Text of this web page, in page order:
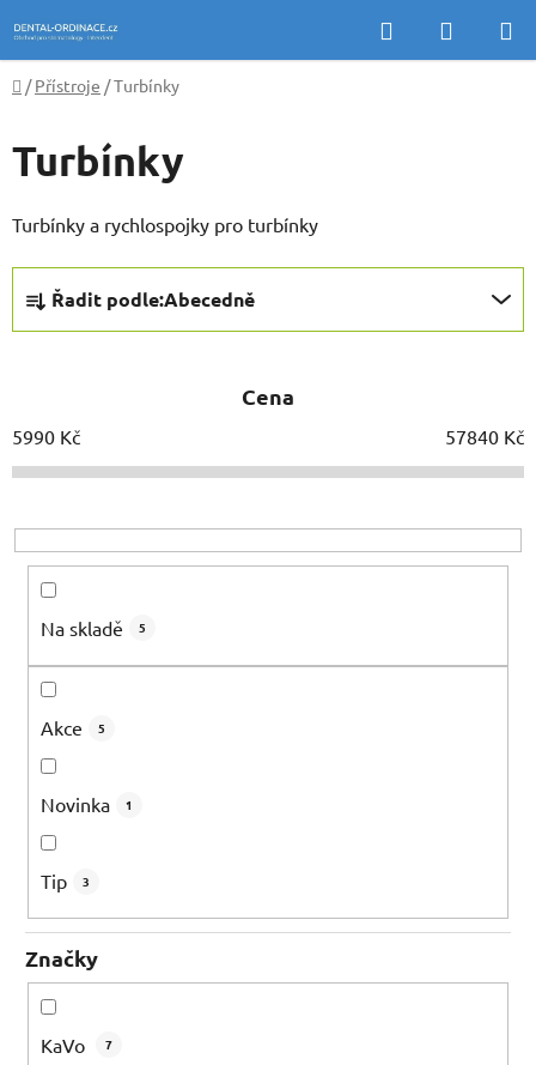
na
obsah
Hledat
KOŠÍK
Domů
/ Přístroje /Turbínky
Turbínky
Turbínky a rychlospojky pro turbínky
z
í
p
o
d
Řadit podle:Abecedně
Cena
5990 Kč 57840 Kč
Na skladě 5
Akce 5
Novinka 1
Tip 3
Značky
KaVo 7